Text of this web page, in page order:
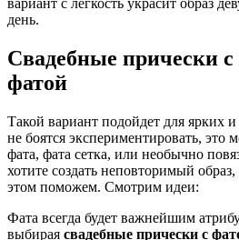
день.
Свадебные прически
фатой
Такой вариант подойдет для ярких
не боятся экспериментировать, это
фата, фата сетка, или необычно
хотите создать неповторимый
этом поможем. Смотрим идеи:
Фата всегда будет важнейшим
выбирая свадебные прически с